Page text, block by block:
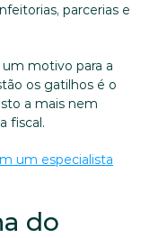
parcerias e
motivo para a
os gatilhos é o
a mais nem
fiscal.
um especialista
do